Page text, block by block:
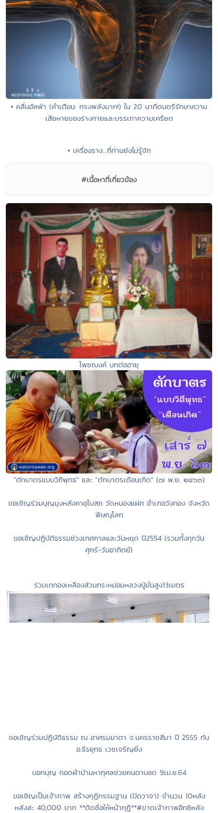
• คลื่นอัลฟ่า (คำเตือน: ทรงพลังมาก!) ใน 20 นาทีดนตรีรักษาความ
เสียหายของร่างกายและบรรเทาความเครียด
• เครื่องราง...ที่ท่านยังไม่รู้จัก
#เนื้อหาที่เกี่ยวข้อง
โพชฌงค์ บทต่ออายุ
"ตักบาตรแบบวิถีพุทธ" และ "ตักบาตรเดือนเกิด" (๗ พ.ย. ๒๕๖๓)
ขอเชิญร่วมบุญมุงหลังคาอุโบสถ วัดหนองแฝก อำเภอวังทอง จังหวัด
พิษณุโลก
ขอเชิญปฏิบัติธรรมช่วงเทศกาลและวันหยุด ปี2554 (รวมทั้งทุกวัน
ศุกร์-วันอาทิตย์)
ร่วมเททองเหลืองส่วนกระหม่อมหลวงปู่มั่นสูง13เมตร
ขอเชิญร่วมปฏิบัติธรรม ณ อาศรมมาตา จ.นครราชสีมา ปี 2555 กับ
อ.ธีรยุทธ เวชเจริญยิ่ง
บอกบุญ ทอดผ้าป่ามหากุศลช่วยคนตาบอด 9เม.ย.64
ขอเชิญเป็นเจ้าภาพ สร้างกุฏิกรรมฐาน (ปิดวาจา) จำนวน 10หลัง
หลังล่ะ 40,000 บาท **ติดชื่อให้หน้ากุฏิ**#ขาดเจ้าภาพอีก8หลัง